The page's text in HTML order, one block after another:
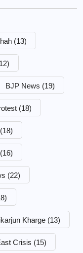
(13)
BJP News (19)
(18)
(18)
(16)
(22)
Kharge (13)
Crisis (15)